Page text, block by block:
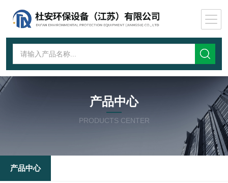
产品中心
PRODUCTS CENTER
产品中心